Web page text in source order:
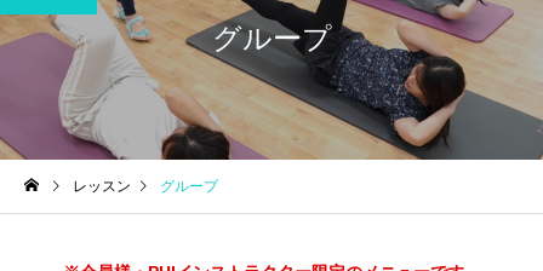
プライベート
グループ
レッスン グループ